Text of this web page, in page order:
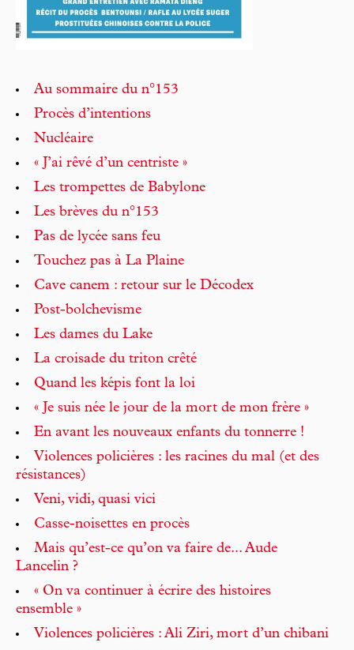
Au sommaire du n°153
Procès d’intentions
Nucléaire
« J’ai rêvé d’un centriste »
Les trompettes de Babylone
Les brèves du n°153
Pas de lycée sans feu
Touchez pas à La Plaine
Cave canem : retour sur le Décodex
Post-bolchevisme
Les dames du Lake
La croisade du triton crêté
Quand les képis font la loi
« Je suis née le jour de la mort de mon frère »
En avant les nouveaux enfants du tonnerre !
Violences policières : les racines du mal (et des
résistances)
Veni, vidi, quasi vici
Casse-noisettes en procès
Mais qu’est-ce qu’on va faire de... Aude
Lancelin ?
« On va continuer à écrire des histoires
ensemble »
Violences policières : Ali Ziri, mort d’un chibani